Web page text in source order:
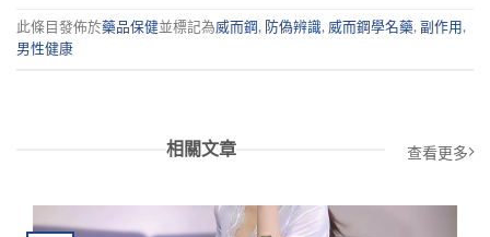
此條目發佈於藥品保健並標記為威而鋼 , 防偽辨識, 威而鋼學名藥, 副作用 ,
男性健康
相關文章 查看更多